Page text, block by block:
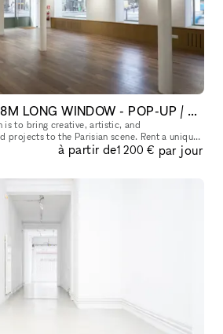
CORNER STORE - 8M LONG WINDOW - POP-UP / GALLERY / SHOWROOM BOUTIQUE - ESPACE TRIGRAM - GRAVILLIERS
is to bring creative, artistic, and
to the Parisian scene. Rent a unique
Marais district : espace trigram
à partir de1 200 € par jour